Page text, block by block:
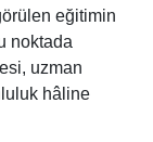
eğitimin
noktada
uzman
hâline